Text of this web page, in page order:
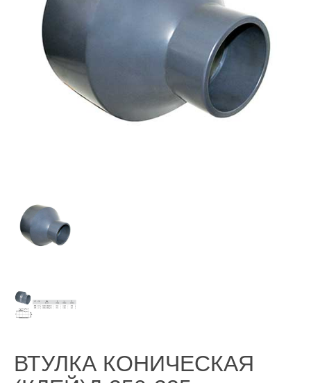
ВТУЛКА КОНИЧЕСКАЯ